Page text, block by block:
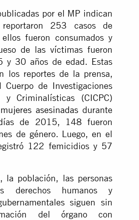
por el MP indican
253 casos de
fueron consumados y
de las víctimas fueron
y 30 años de edad. Estas
los reportes de la prensa,
de Investigaciones
y Criminalísticas (CICPC)
asesinadas durante
de 2015, 148 fueron
de género. Luego, en el
122 femicidios y 57
la población, las personas
derechos humanos y
siguen sin
del órgano con